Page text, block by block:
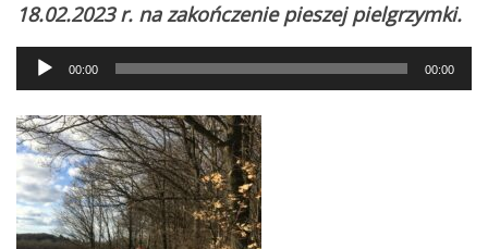
18.02.2023 r. na zakończenie pieszej pielgrzymki.
Audio
Player
00:00 00:00